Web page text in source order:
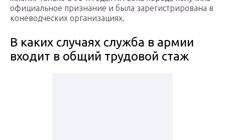
официальное признание и была зарегистрирована в
коневодческих организациях.
В каких случаях служба в армии
входит в общий трудовой стаж